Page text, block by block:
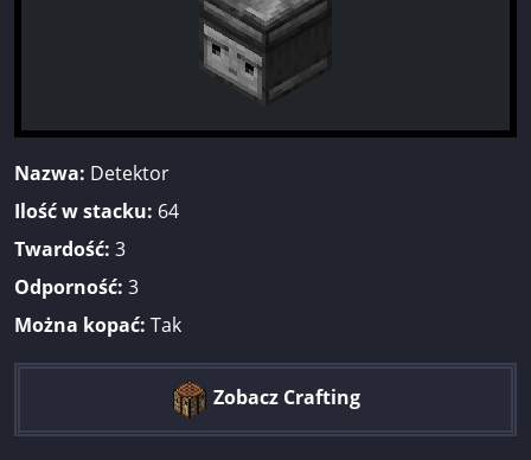
Nazwa: Detektor
Ilość w stacku: 64
Twardość: 3
Odporność: 3
Można kopać: Tak
Zobacz Crafting